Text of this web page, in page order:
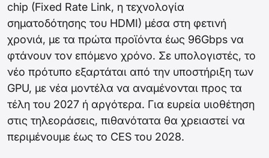
chip (Fixed Rate Link, η τεχνολογία
σηματοδότησης του HDMI) μέσα στη φετινή
χρονιά, με τα πρώτα προϊόντα έως 96Gbps να
φτάνουν τον επόμενο χρόνο. Σε υπολογιστές, το
νέο πρότυπο εξαρτάται από την υποστήριξη των
GPU, με νέα μοντέλα να αναμένονται προς τα
τέλη του 2027 ή αργότερα. Για ευρεία υιοθέτηση
στις τηλεοράσεις, πιθανότατα θα χρειαστεί να
περιμένουμε έως το CES του 2028.